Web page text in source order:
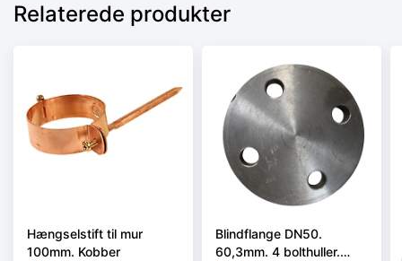
Relaterede produkter
Hængselstift til mur
100mm. Kobber
Blindflange DN50.
60,3mm. 4 bolthuller.